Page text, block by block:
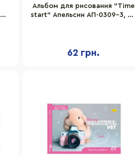
Альбом для рисования "Time
start" Апельсин АП-0309-3, 30
62 грн.